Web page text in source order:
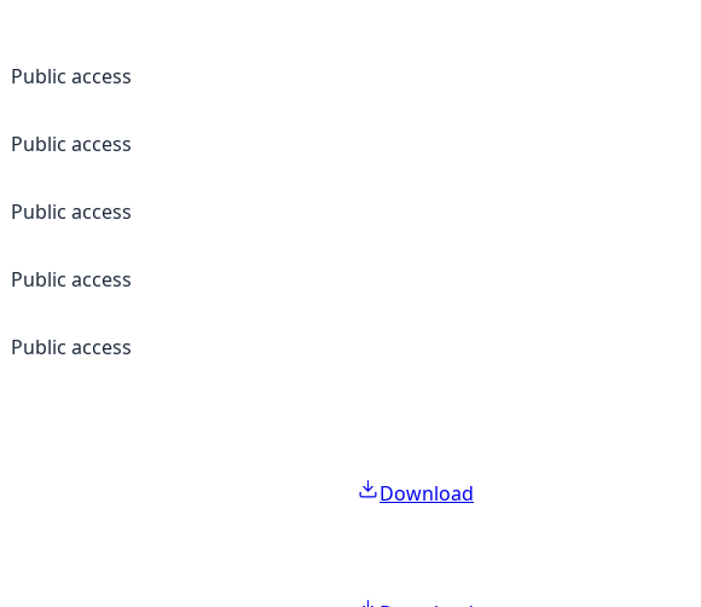
Public access
Public access
Public access
Public access
Public access
Download